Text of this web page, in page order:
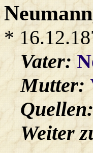
Neumann
*
Vater:
Mutter:
Quellen:
Weiter